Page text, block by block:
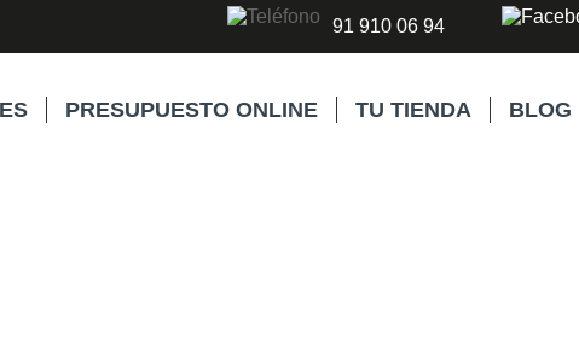
91 910 06 94
PRESUPUESTO ONLINE TU TIENDA BLOG